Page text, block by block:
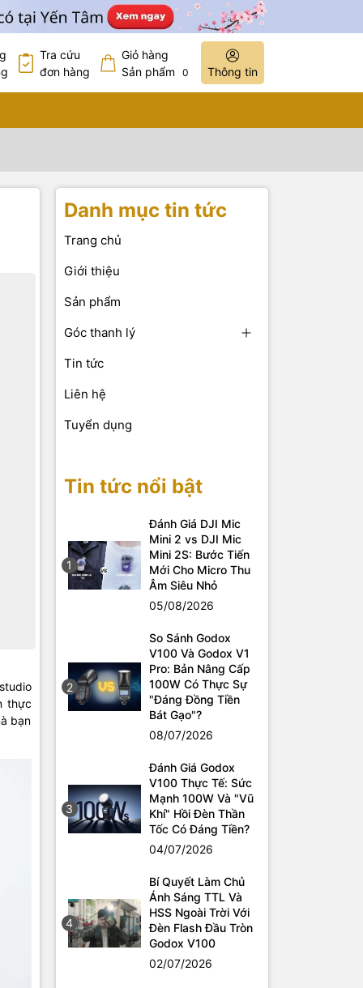
Tra cứu
đơn hàng
Giỏ hàng
Sản phẩm
0 Thông tin
thực
bạn
Danh mục tin tức
Trang chủ
Giới thiệu
Sản phẩm
Góc thanh lý
Tin tức
Liên hệ
Tuyển dụng
Tin tức nổi bật
1
Đánh Giá DJI Mic
Mini 2 vs DJI Mic
Mini 2S: Bước Tiến
Mới Cho Micro Thu
Âm Siêu Nhỏ
05/08/2026
2
So Sánh Godox
V100 Và Godox V1
Pro: Bản Nâng Cấp
100W Có Thực Sự
"Đáng Đồng Tiền
Bát Gạo"?
08/07/2026
3
Đánh Giá Godox
V100 Thực Tế: Sức
Mạnh 100W Và "Vũ
Khí" Hồi Đèn Thần
Tốc Có Đáng Tiền?
04/07/2026
4
Bí Quyết Làm Chủ
Ánh Sáng TTL Và
HSS Ngoài Trời Với
Đèn Flash Đầu Tròn
Godox V100
02/07/2026